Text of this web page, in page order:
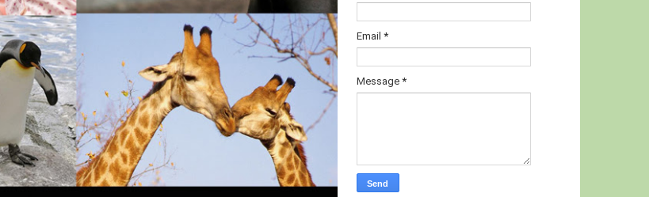
Email *
Message *